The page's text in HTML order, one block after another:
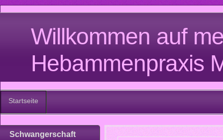
Willkommen auf
Hebammenpraxis
Startseite
Schwangerschaft